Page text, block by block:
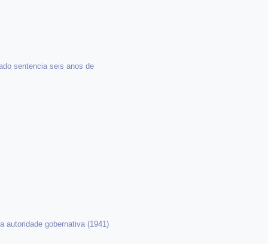
sentencia seis anos de
autoridade gobernativa (1941)